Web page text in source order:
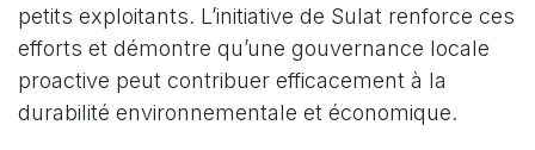
petits exploitants. L’initiative de Sulat renforce ces
efforts et démontre qu’une gouvernance locale
proactive peut contribuer efficacement à la
durabilité environnementale et économique.